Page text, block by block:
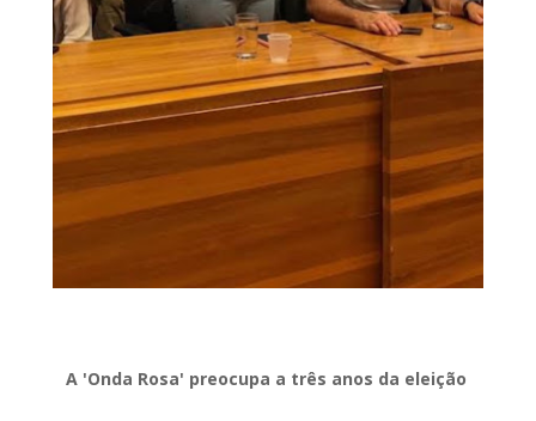
A 'Onda Rosa' preocupa a três anos da eleição